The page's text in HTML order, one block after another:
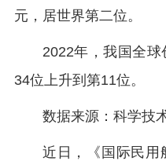
元，居世界第二位。
2022年，我国全
34位上升到第11位。
数据来源：科学技
近日，《国际民用